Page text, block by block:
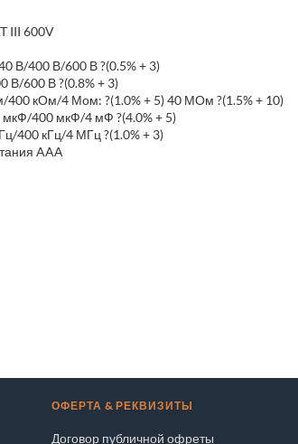
III 600V
В/400 В/600 В ?(0.5% + 3)
В/600 В ?(0.8% + 3)
кОм/4 Мом: ?(1.0% + 5) 40 МОм ?(1.5% + 10)
400 мкФ/4 мФ ?(4.0% + 5)
400 кГц/4 МГц ?(1.0% + 3)
AAА
ОФЕРТА & РЕКВИЗИТЫ
Договор публичной офреты